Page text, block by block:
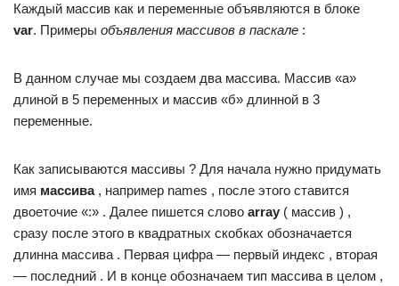
Каждый массив как и переменные объявляются в блоке
var. Примеры объявления массивов в паскале :
В данном случае мы создаем два массива. Массив «а»
длиной в 5 переменных и массив «б» длинной в 3
переменные.
Как записываются массивы ? Для начала нужно придумать
имя массива, например names , после этого ставится
двоеточие «:» . Далее пишется слово array ( массив ) ,
сразу после этого в квадратных скобках обозначается
длинна массива . Первая цифра — первый индекс , вторая
— последний . И в конце обозначаем тип массива в целом ,